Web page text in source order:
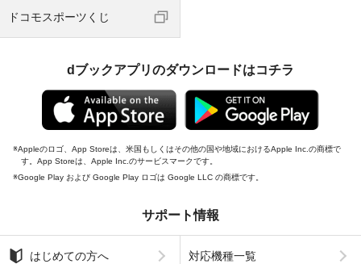
ドコモスポーツくじ
dブックアプリのダウンロードはコチラ
Appleのロゴ、App Storeは、米国もしくはその他の国や地域におけるApple Inc.の商標で
す。App Storeは、Apple Inc.のサービスマークです。
Google Play および Google Play ロゴは Google LLC の商標です。
サポート情報
はじめての方へ 対応機種一覧